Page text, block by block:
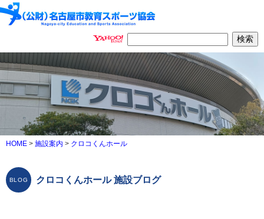
HOME > 施設案内 > クロコくんホール
クロコくんホール 施設ブログ